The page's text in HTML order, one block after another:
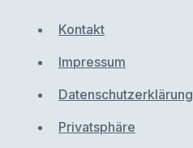
Kontakt
Impressum
Datenschutzerklärung
Privatsphäre